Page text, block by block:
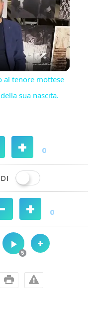
al tenore mottese
sua nascita.
+ 0
+ 0
+